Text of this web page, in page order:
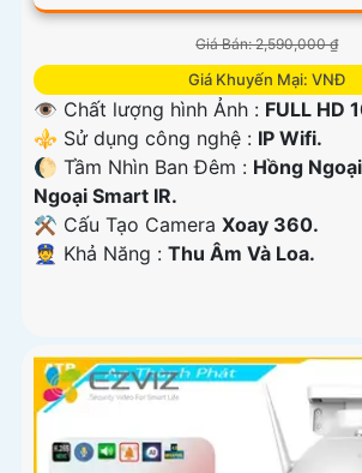
Giá Bán: 2,590,000 ₫
Giá Khuyến Mại: VNĐ
👁 Chất lượng hình Ảnh : FULL HD
⚜️ Sử dụng công nghệ : IP Wifi.
🌔 Tầm Nhìn Ban Đêm : Hồng
Ngoại Smart IR.
⚒ Cấu Tạo Camera Xoay 360.
️👮 Khả Năng : Thu Âm Và Loa.